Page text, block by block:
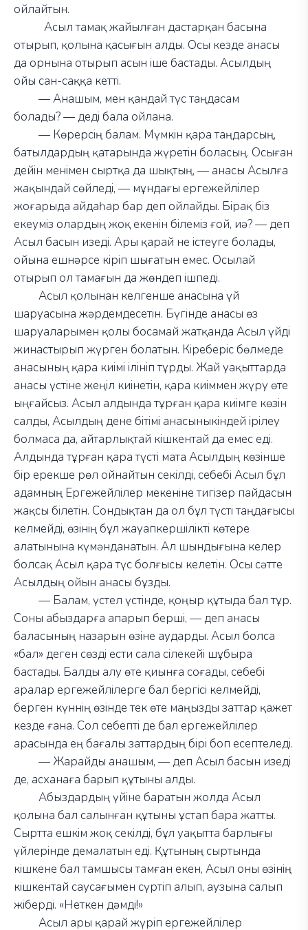
ойлайтын.
Асыл тамақ жайылған дастарқан басына
отырып, қолына қасығын алды. Осы кезде анасы
да орнына отырып асын іше бастады. Асылдың
ойы сан-саққа кетті.
—Анашым, мен қандай түс таңдасам
болады?—деді бала ойлана.
— Көрерсің балам. Мүмкін қара таңдарсың,
батылдардың қатарында жүретін боласың. Осыған
дейін менімен сыртқа да шықтың, — анасы Асылға
жақындай сөйледі, — мұндағы ергежейлілер
жоғарыда айдаһар бар деп ойлайды. Бірақ біз
екеуміз олардың жоқ екенін білеміз ғой, иә?—деп
Асыл басын изеді. Ары қарай не істеуге болады,
ойына ешнәрсе кіріп шығатын емес. Осылай
отырып ол тамағын да жөндеп ішпеді.
Асыл қолынан келгенше анасына үй
шаруасына жәрдемдесетін. Бүгінде анасы өз
шаруаларымен қолы босамай жатқанда Асыл үйді
жинастырып жүрген болатын. Кіреберіс бөлмеде
анасының қара киімі ілініп тұрды. Жай уақыттарда
анасы үстіне жеңіл киінетін, қара киіммен жүру өте
ыңғайсыз. Асыл алдында тұрған қара киімге көзін
салды, Асылдың дене бітімі анасыныкіндей ірілеу
болмаса да, айтарлықтай кішкентай да емес еді.
Алдында тұрған қара түсті мата Асылдың көзінше
бір ерекше рөл ойнайтын секілді, себебі Асыл бұл
адамның Ергежейлілер мекеніне тигізер пайдасын
жақсы білетін. Сондықтан да ол бұл түсті таңдағысы
келмейді, өзінің бұл жауапкершілікті көтере
алатынына күмәнданатын. Ал шындығына келер
болсақ Асыл қара түс болғысы келетін. Осы сәтте
Асылдың ойын анасы бұзды.
— Балам, үстел үстінде, қоңыр құтыда бал тұр.
Соны абыздарға апарып берші, —деп анасы
баласының назарын өзіне аударды. Асыл болса
«бал» деген сөзді ести сала сілекейі шұбыра
бастады. Балды алу өте қиынға соғады, себебі
аралар ергежейлілерге бал бергісі келмейді,
берген күннің өзінде тек өте маңызды заттар қажет
кезде ғана. Сол себепті де бал ергежейлілер
арасында ең бағалы заттардың бірі боп есептеледі.
—Жарайды анашым, —деп Асыл басын изеді
де, асханаға барып құтыны алды.
Абыздардың үйіне баратын жолда Асыл
қолына бал салынған құтыны ұстап бара жатты.
Сыртта ешкім жоқ секілді, бұл уақытта барлығы
үйлерінде демалатын еді. Құтының сыртында
кішкене бал тамшысы тамған екен, Асыл оны өзінің
кішкентай саусағымен сүртіп алып, аузына салып
жіберді. «Неткен дәмді!»
Асыл ары қарай жүріп ергежейлілер